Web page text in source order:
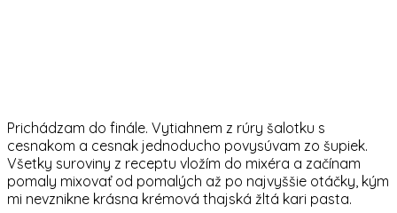
Prichádzam do finále. Vytiahnem z rúry šalotku s
cesnakom a cesnak jednoducho povysúvam zo šupiek.
Všetky suroviny z receptu vložím do mixéra a začínam
pomaly mixovať od pomalých až po najvyššie otáčky, kým
mi nevznikne krásna krémová thajská žltá kari pasta.